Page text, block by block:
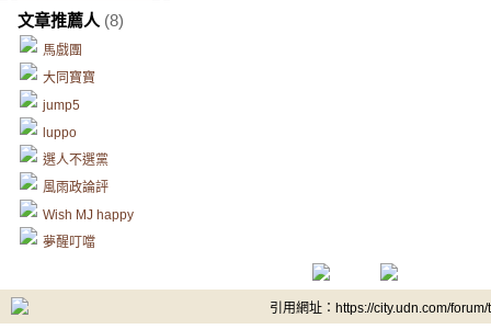
文章推薦人 (8)
馬戲團
大同寶寶
jump5
luppo
選人不選黨
風雨政論評
Wish MJ happy
夢醒叮噹
引用網址：https://city.udn.com/